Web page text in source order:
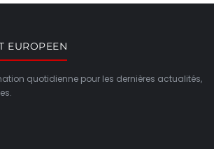
EUROPEEN
quotidienne pour les dernières actualités,